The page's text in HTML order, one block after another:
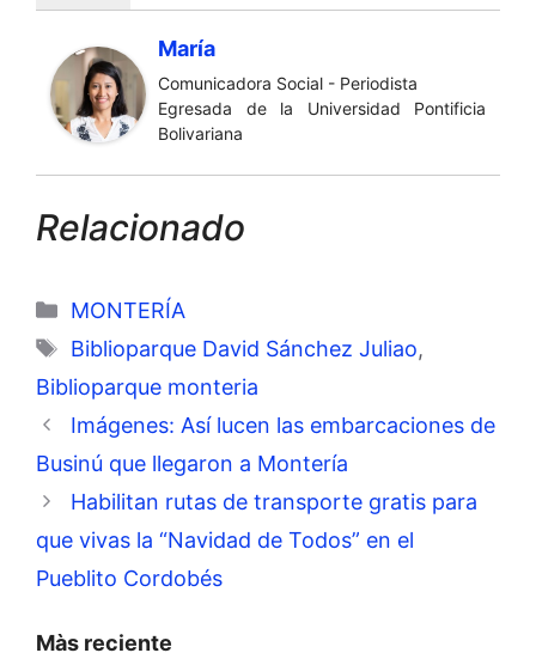
María
Comunicadora Social - Periodista
Egresada de la Universidad Pontificia
Bolivariana
Relacionado
Categorías
MONTERÍA
Etiquetas
Biblioparque David Sánchez Juliao,
Biblioparque monteria
Imágenes: Así lucen las embarcaciones de
Businú que llegaron a Montería
Habilitan rutas de transporte gratis para
que vivas la “Navidad de Todos” en el
Pueblito Cordobés
Màs reciente